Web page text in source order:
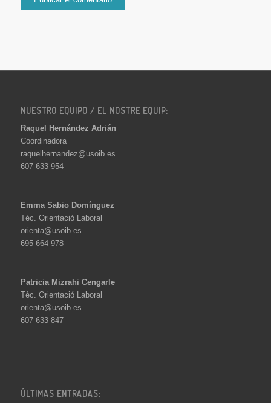
NUESTRO EQUIPO / EL NOSTRE EQUIP:
Raquel Hernández Adrián
Coordinadora
raquelhernandez@usoib.es
607 633 954
Emma Sabio Domínguez
Tèc. Orientació Laboral
orienta@usoib.es
695 664 978
Patricia Mizrahi Cengarle
Tèc. Orientació Laboral
orienta@usoib.es
607 633 847
ÚLTIMAS ENTRADAS: